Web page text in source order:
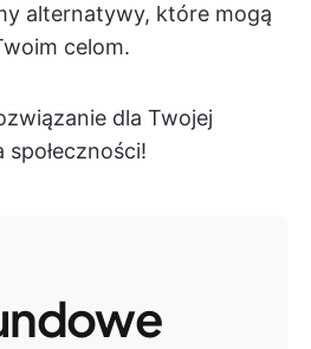
alternatywy, które mogą
celom.
dla Twojej